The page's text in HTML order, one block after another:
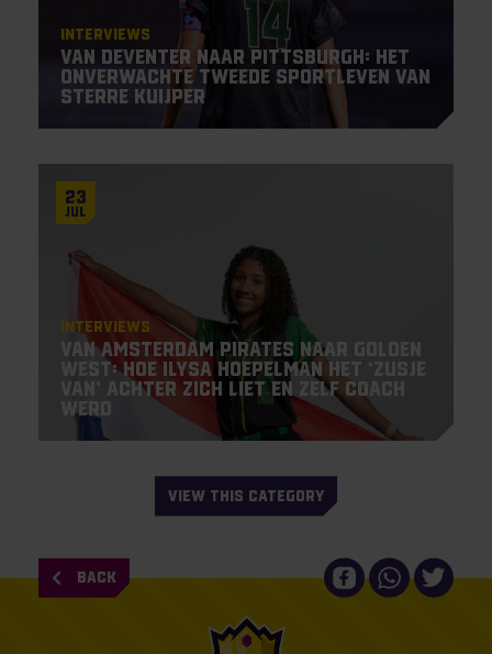
Interviews
Van Deventer naar Pittsburgh: het
onverwachte tweede sportleven van
Sterre Kuijper
23
Jul
Interviews
Van Amsterdam Pirates naar Golden
West: hoe Ilysa Hoepelman het ‘zusje
van’ achter zich liet en zelf coach
werd
VIEW THIS CATEGORY
BACK